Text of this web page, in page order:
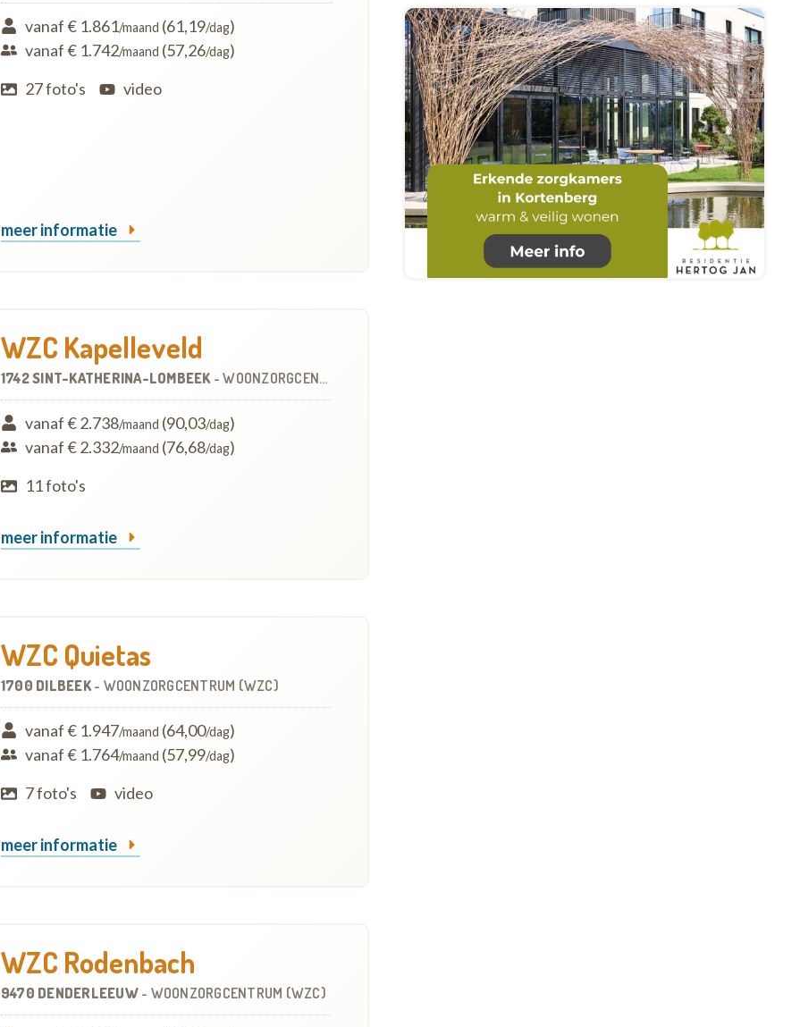
vanaf € 1.861/maand (61,19/dag)
vanaf € 1.742/maand (57,26/dag)
27 foto's
video
meer informatie
WZC Kapelleveld
1742 SINT-KATHERINA-LOMBEEK -WOONZORGCENTRUM (WZC)
vanaf € 2.738/maand (90,03/dag)
vanaf € 2.332/maand (76,68/dag)
11 foto's
meer informatie
WZC Quietas
1700 DILBEEK- WOONZORGCENTRUM (WZC)
vanaf € 1.947/maand (64,00/dag)
vanaf € 1.764/maand (57,99/dag)
7 foto's
video
meer informatie
WZC Rodenbach
9470 DENDERLEEUW - WOONZORGCENTRUM (WZC)